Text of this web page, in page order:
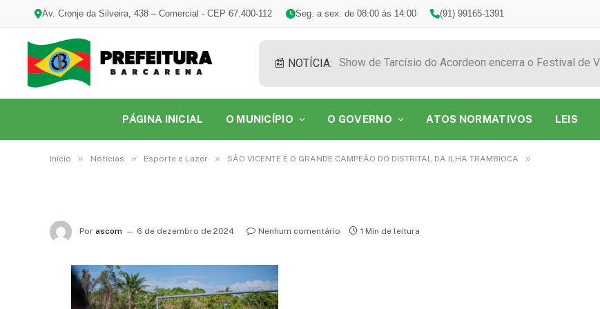
Av. Cronje da Silveira, 438 – Comercial - CEP 67.400-112 Seg. a sex. de 08:00 às 14:00 (91) 99165-1391
📰 NOTÍCIA:
PÁGINA INICIAL O MUNICÍPIO O GOVERNO ATOS NORMATIVOS LEIS
Início » Notícias » Esporte e Lazer » SÃO VICENTE É O GRANDE CAMPEÃO DO DISTRITAL DA ILHA TRAMBIOCA »
Por ascom 6 de dezembro de 2024 Nenhum comentário 1 Min de leitura